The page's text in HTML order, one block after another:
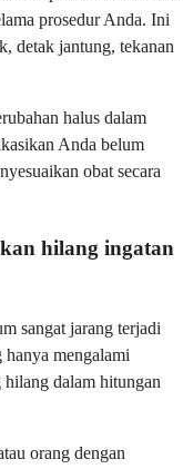
prosedur Anda. Ini
detak jantung, tekanan
halus dalam
Anda belum
obat secara
hilang ingatan
sangat jarang terjadi
mengalami
hilang dalam hitungan
orang dengan